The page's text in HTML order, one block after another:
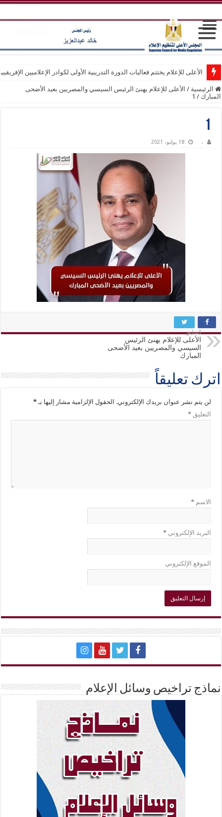
الأعلى للإعلام يختتم فعاليات الدورة التدريبية الأولى لكوادر الإعلاميين
الرئيسية / الأعلى للإعلام يهنئ الرئيس السيسي والمصريين بعيد الأضحى
المبارك /
1
1
. 18 يوليو، 2021
السابق
الأعلى للإعلام يهنئ الرئيس
السيسي والمصريين بعيد الأضحى
المبارك
اترك تعليقاً
لن يتم نشر عنوان بريدك الإلكتروني. الحقول الإلزامية مشار إليها بـ*
التعليق*
الاسم*
البريد الإلكتروني*
الموقع الإلكتروني
نماذج تراخيص وسائل الإعلام